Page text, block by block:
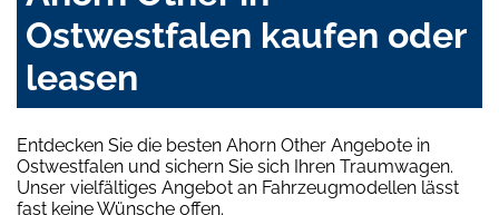
Ostwestfalen kaufen oder
leasen
Entdecken Sie die besten Ahorn Other Angebote in
Ostwestfalen und sichern Sie sich Ihren Traumwagen.
Unser vielfältiges Angebot an Fahrzeugmodellen lässt
fast keine Wünsche offen.